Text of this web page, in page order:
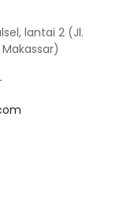
lantai 2 (Jl.